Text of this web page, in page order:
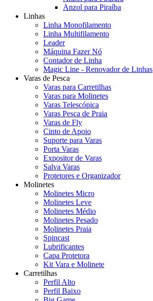
Anzol para Piraíba
Linhas
Linha Monofilamento
Linha Multifilamento
Leader
Máquina Fazer Nó
Contador de Linha
Magic Line - Renovador de Linhas
Varas de Pesca
Varas para Carretilhas
Varas para Molinetes
Varas Telescópica
Varas Pesca de Praia
Varas de Fly
Cinto de Apoio
Suporte para Varas
Porta Varas
Expositor de Varas
Salva Varas
Protetores e Organizador
Molinetes
Molinetes Micro
Molinetes Leve
Molinetes Médio
Molinetes Pesado
Molinetes Praia
Spincast
Lubrificantes
Capa Protetora
Kit Vara e Molinete
Carretilhas
Perfil Alto
Perfil Baixo